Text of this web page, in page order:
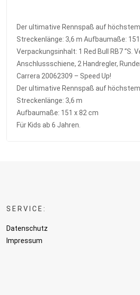
Der ultimative Rennspaß auf
Streckenlänge: 3,6 m Aufbaumaße:
Verpackungsinhalt: 1 Red Bull RB7 “S.
Anschlussschiene, 2 Handregler,
Carrera 20062309 – Speed Up!
Der ultimative Rennspaß auf
Streckenlänge: 3,6 m
Aufbaumaße: 151 x 82 cm
Für Kids ab 6 Jahren.
SERVICE:
Datenschutz
Impressum